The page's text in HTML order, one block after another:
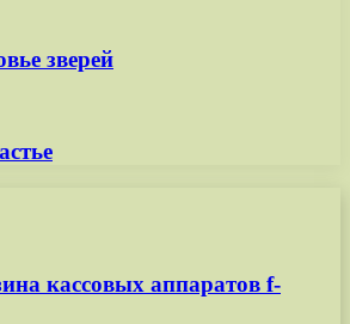
зверей
кассовых аппаратов f-